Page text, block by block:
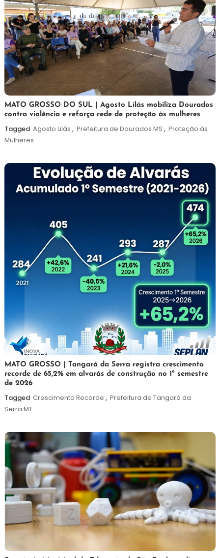
5
de
agosto
de
Maurilio
MATO GROSSO DO SUL | Agosto Lilás mobiliza Dourados
contra violência e reforça rede de proteção às mulheres
Tagged Agosto Lilás , Prefeitura de Dourados MS , Proteção às
Mulheres
5
de
agosto
de
2026
Maurilio
MATO GROSSO | Tangará da Serra registra crescimento
recorde de 65,2% em alvarás de construção no 1º semestre
de 2026
Tagged Crescimento Recorde , Prefeitura de Tangará da
Serra MT